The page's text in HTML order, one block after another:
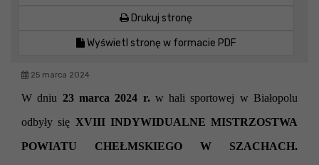
Drukuj stronę
Wyświetl stronę w formacie PDF
25 marca 2024
W dniu 23 marca 2024 r.w hali sportowej w Białopolu
odbyły się XVIII INDYWIDUALNE MISTRZOSTWA
POWIATU CHEŁMSKIEGO W SZACHACH.